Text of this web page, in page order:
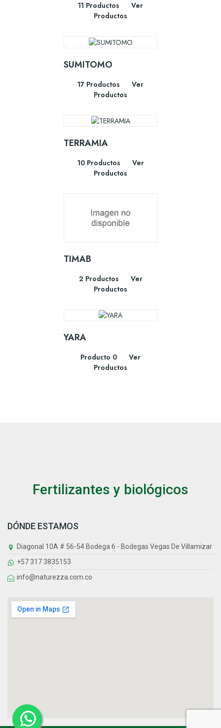
11 Productos
Ver
Productos
SUMITOMO
17 Productos
Ver
Productos
TERRAMIA
10 Productos
Ver
Productos
TIMAB
2 Productos
Ver
Productos
YARA
Producto 0
Ver
Productos
Fertilizantes y biológicos
DÓNDE ESTAMOS
Diagonal 10A # 56-54 Bodega 6 - Bodegas Vegas De Villamizar
+57 317 3835153
info@naturezza.com.co